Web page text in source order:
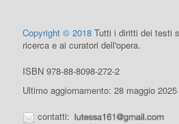
Copyright © 2018 Tutti i diritti dei testi
ricerca e ai curatori dell'opera.
ISBN 978-88-8098-272-2
Ultimo aggiornamento: 28 maggio 2025
contatti: